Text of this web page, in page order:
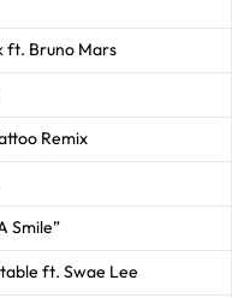
ft. Bruno Mars
Remix
Smile”
ft. Swae Lee